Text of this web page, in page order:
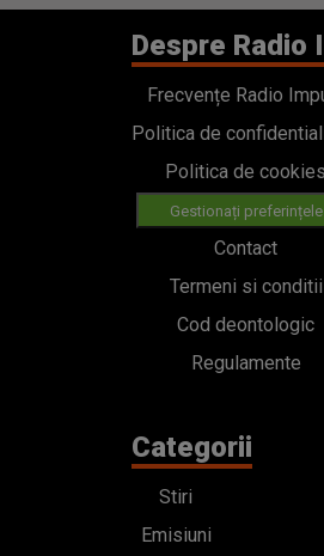
Contact
Termeni si conditii
Cod deontologic
Regulamente
Categorii
Stiri
Emisiuni
Echipa
Concursuri
HOT40